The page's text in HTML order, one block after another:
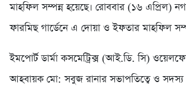
মাহফিল সম্পন্ন হয়েছে। রোববার (১৬ এপ্রিল)
ফারমিছ গার্ডেনে এ দোয়া ও ইফতার মাহফিল
ইমপোর্ট ডার্মা কসমেট্রিক্স (আই.ডি. সি)
আহবায়ক মো: সবুজ রানার সভাপতিত্বে ও সদস্য